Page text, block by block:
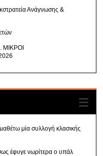
Ανάγνωσης &
μία συλλογή κλασικής
έφυγε νωρίτερα ο υπάλ